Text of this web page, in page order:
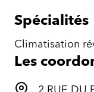
Spécialités
Climatisation
Les